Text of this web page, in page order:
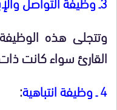
وتتجلى هذه
القارئ سواء كانت
4 ـ وظيفة انتباهية
: